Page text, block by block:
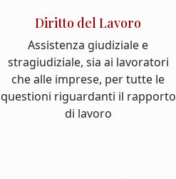
Diritto del Lavoro
Assistenza giudiziale e
stragiudiziale, sia ai lavoratori
che alle imprese, per tutte le
questioni riguardanti il rapporto
di lavoro